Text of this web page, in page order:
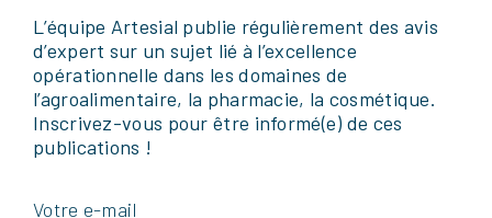
L’équipe Artesial publie régulièrement des avis
d’expert sur un sujet lié à l’excellence
opérationnelle dans les domaines de
l’agroalimentaire, la pharmacie, la cosmétique.
Inscrivez-vous pour être informé(e) de ces
publications !
Votre e-mail